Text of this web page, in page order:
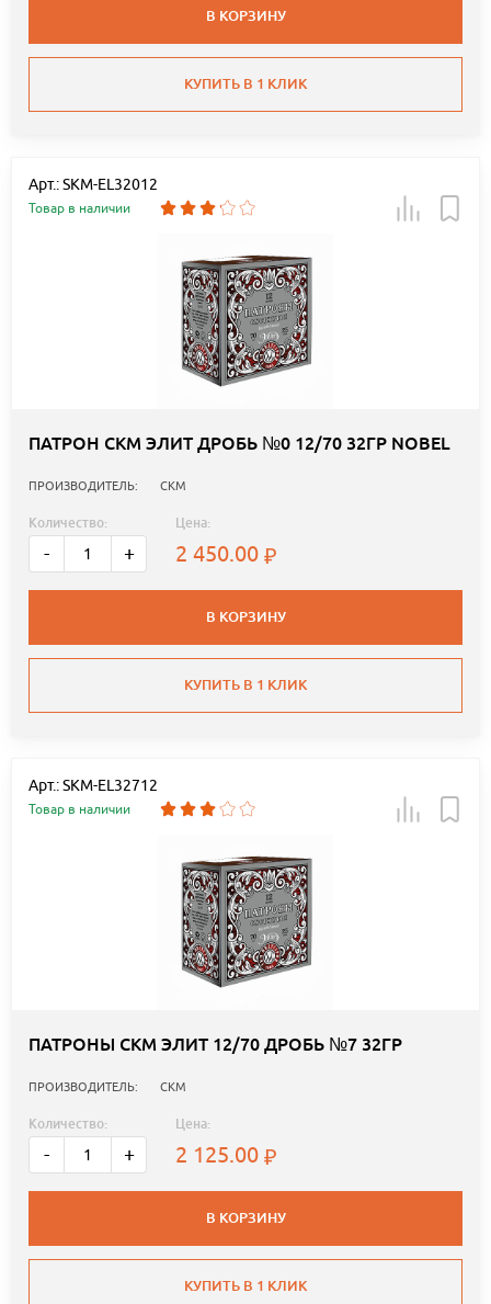
В КОРЗИНУ
КУПИТЬ В 1 КЛИК
Арт.: SKM-EL32012
Товар в наличии
ПАТРОН СКМ ЭЛИТ ДРОБЬ №0 12/70 32ГР NOBEL
ПРОИЗВОДИТЕЛЬ: СКМ
Количество:
- +
Цена:
2 450.00
В КОРЗИНУ
КУПИТЬ В 1 КЛИК
Арт.: SKM-EL32712
Товар в наличии
ПАТРОНЫ СКМ ЭЛИТ 12/70 ДРОБЬ №7 32ГР
ПРОИЗВОДИТЕЛЬ: СКМ
Количество:
- +
Цена:
2 125.00
В КОРЗИНУ
КУПИТЬ В 1 КЛИК